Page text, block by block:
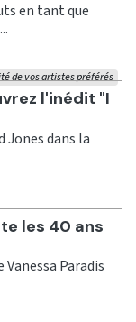
en tant que
l'inédit "I
de vos artistes préférés
Jones dans la
les 40 ans
Paradis